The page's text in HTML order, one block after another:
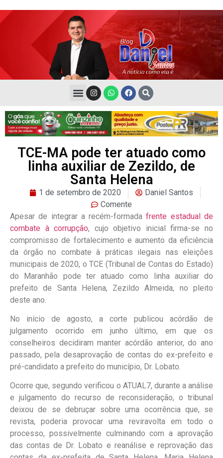
TCE-MA pode ter atuado como
linha auxiliar de Zezildo, de
Santa Helena
1 de setembro de 2020
Daniel Santos
Comente
Apesar de integrar a recém-formadafrente estadual de
combate à corrupção, cujo objetivo inicial firma-se no
compromisso de fortalecimento e aumento da eficiência
da órgão no combate à práticas ilegais nas eleições
municipais de 2020, o TCE (Tribunal de Contas do Estado)
do Maranhão pode ter atuado como linha auxiliar do
prefeito de Santa Helena, Zezildo Almeida, no pleito
deste ano.
No início de agosto, a corte publicou acórdão de
julgamento ocorrido em junho último, em que os
conselheiros decidiram manter acórdão anterior, do ano
passado, pela desaprovação de contas do ex-prefeito e
pré-candidato a prefeito do município, Dr. Lobato.
Ocorre que, segundo verificou o ATUAL7, durante a análise
e julgamento do recurso de reconsideração, o tribunal
deixou de se debruçar sobre uma ocorrência que, se
revista, poderia provocar uma reviravolta em todo o
processo, possivelmente culminando com a aprovação
das contas de Dr. Lobato e reanálise e reprovação das